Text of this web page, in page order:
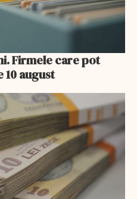
Firmele care pot
10 august